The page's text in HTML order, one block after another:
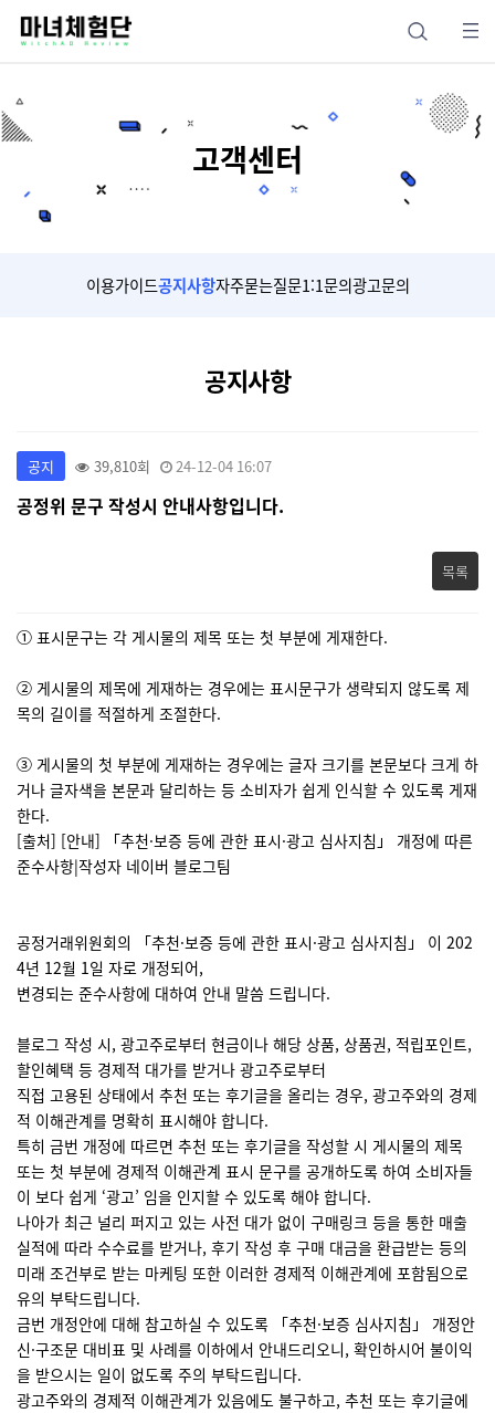
고객센터
이용가이드공지사항자주묻는질문1:1문의광고문의
공지사항
공지 39,810회 24-12-04 16:07
공정위 문구 작성시 안내사항입니다.
목록
① 표시문구는 각 게시물의 제목 또는 첫 부분에 게재한다.
② 게시물의 제목에 게재하는 경우에는 표시문구가 생략되지 않도록 제
목의 길이를 적절하게 조절한다.
③ 게시물의 첫 부분에 게재하는 경우에는 글자 크기를 본문보다 크게 하
거나 글자색을 본문과 달리하는 등 소비자가 쉽게 인식할 수 있도록 게재
한다.
[출처] [안내] 「추천·보증 등에 관한 표시·광고 심사지침」 개정에 따른
준수사항|작성자 네이버 블로그팀
공정거래위원회의 「추천·보증 등에 관한 표시·광고 심사지침」 이 202
4년 12월 1일 자로 개정되어,
변경되는 준수사항에 대하여 안내 말씀 드립니다.
블로그 작성 시, 광고주로부터 현금이나 해당 상품, 상품권, 적립포인트,
할인혜택 등 경제적 대가를 받거나 광고주로부터
직접 고용된 상태​에서 추천 또는 후기글을 올리는 경우, 광고주와의 경제
적 이해관계를 명확히 표시해야 합니다.
특히 금번 개정에 따르면 추천 또는 후기글을 작성할 시 게시물의 제목
또는 첫 부분에 경제적 이해관계 표시 문구를 공개하도록 하여 소비자들
이 보다 쉽게 ‘광고’ 임을 인지할 수 있도록 해야 합니다.
나아가 최근 널리 퍼지고 있는 사전 대가 없이 구매링크 등을 통한 매출
실적에 따라 수수료를 받거나, 후기 작성 후 구매 대금을 환급받는 등의
미래 조건부로 받는 마케팅 또한 이러한 경제적 이해관계에 포함됨으로
유의 부탁드립니다.
금번 개정안에 대해 참고하실 수 있도록 「추천·보증 심사지침」 개정안
신·구조문 대비표 및 사례를 이하에서 안내드리오니, 확인하시어 불이익
을 받으시는 일이 없도록 주의 부탁드립니다.
광고주와의 경제적 이해관계가 있음에도 불구하고, 추천 또는 후기글에